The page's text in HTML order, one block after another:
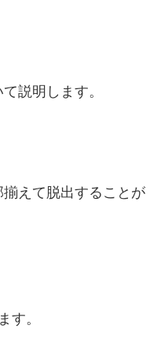
説明します。
えて脱出することが
す。